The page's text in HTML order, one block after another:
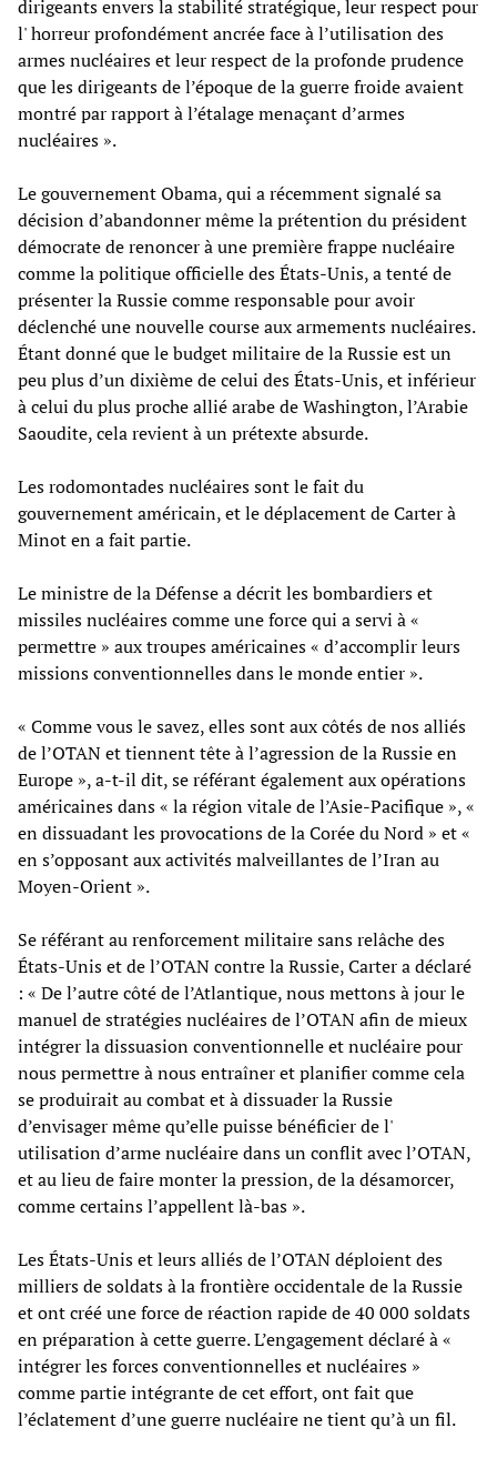
dirigeants envers la stabilité stratégique, leur respect pour
l' horreur profondément ancrée face à l’utilisation des
armes nucléaires et leur respect de la profonde prudence
que les dirigeants de l’époque de la guerre froide avaient
montré par rapport à l’étalage menaçant d’armes
nucléaires ».
Le gouvernement Obama, qui a récemment signalé sa
décision d’abandonner même la prétention du président
démocrate de renoncer à une première frappe nucléaire
comme la politique officielle des États-Unis, a tenté de
présenter la Russie comme responsable pour avoir
déclenché une nouvelle course aux armements nucléaires.
Étant donné que le budget militaire de la Russie est un
peu plus d’un dixième de celui des États-Unis, et inférieur
à celui du plus proche allié arabe de Washington, l’Arabie
Saoudite, cela revient à un prétexte absurde.
Les rodomontades nucléaires sont le fait du
gouvernement américain, et le déplacement de Carter à
Minot en a fait partie.
Le ministre de la Défense a décrit les bombardiers et
missiles nucléaires comme une force qui a servi à «
permettre » aux troupes américaines « d’accomplir leurs
missions conventionnelles dans le monde entier ».
« Comme vous le savez, elles sont aux côtés de nos alliés
de l’OTAN et tiennent tête à l’agression de la Russie en
Europe », a-t-il dit, se référant également aux opérations
américaines dans « la région vitale de l’Asie-Pacifique », «
en dissuadant les provocations de la Corée du Nord » et «
en s’opposant aux activités malveillantes de l’Iran au
Moyen-Orient ».
Se référant au renforcement militaire sans relâche des
États-Unis et de l’OTAN contre la Russie, Carter a déclaré
: « De l’autre côté de l’Atlantique, nous mettons à jour le
manuel de stratégies nucléaires de l’OTAN afin de mieux
intégrer la dissuasion conventionnelle et nucléaire pour
nous permettre à nous entraîner et planifier comme cela
se produirait au combat et à dissuader la Russie
d’envisager même qu’elle puisse bénéficier de l'
utilisation d’arme nucléaire dans un conflit avec l’OTAN,
et au lieu de faire monter la pression, de la désamorcer,
comme certains l’appellent là-bas ».
Les États-Unis et leurs alliés de l’OTAN déploient des
milliers de soldats à la frontière occidentale de la Russie
et ont créé une force de réaction rapide de 40 000 soldats
en préparation à cette guerre. L’engagement déclaré à «
intégrer les forces conventionnelles et nucléaires »
comme partie intégrante de cet effort, ont fait que
l’éclatement d’une guerre nucléaire ne tient qu’à un fil.